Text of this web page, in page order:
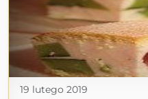
19 lutego 2019